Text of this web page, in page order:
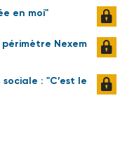
en moi"
Nexem
: "C’est le